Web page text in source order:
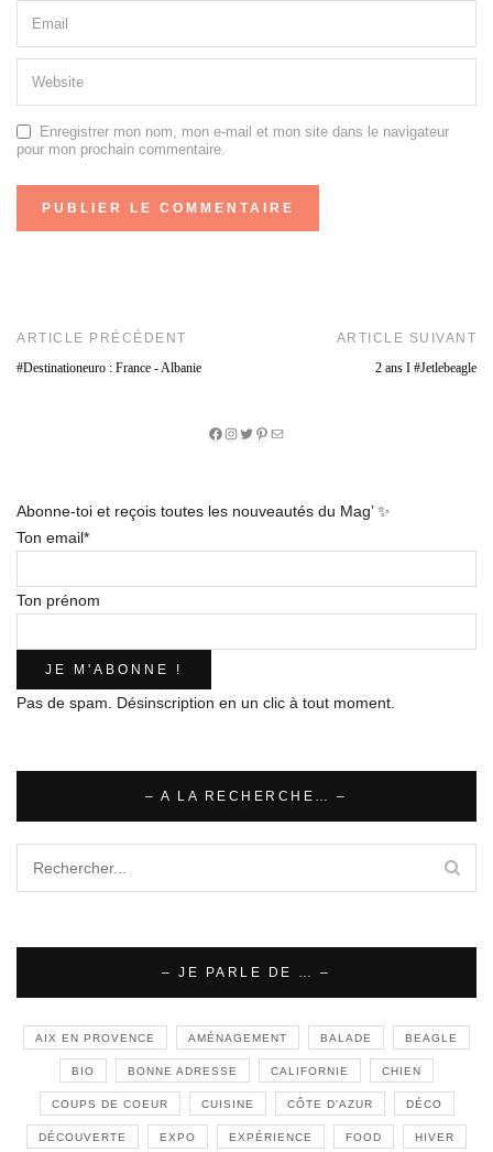
Enregistrer mon nom, mon e-mail et mon site dans le navigateur
pour mon prochain commentaire.
ARTICLE PRÉCÉDENT
#Destinationeuro : France - Albanie
ARTICLE SUIVANT
2 ans I #Jetlebeagle
Facebook
Instagram
Twitter
Pinterest
E-
Abonne-toi et reçois toutes les nouveautés du Mag’ ✨
Ton email*
Ton prénom
Pas de spam. Désinscription en un clic à tout moment.
– A LA RECHERCHE… –
– JE PARLE DE … –
AIX EN PROVENCE AMÉNAGEMENT BALADE BEAGLE
BIO BONNE ADRESSE CALIFORNIE CHIEN
COUPS DE COEUR CUISINE CÔTE D'AZUR DÉCO
DÉCOUVERTE EXPO EXPÉRIENCE FOOD HIVER